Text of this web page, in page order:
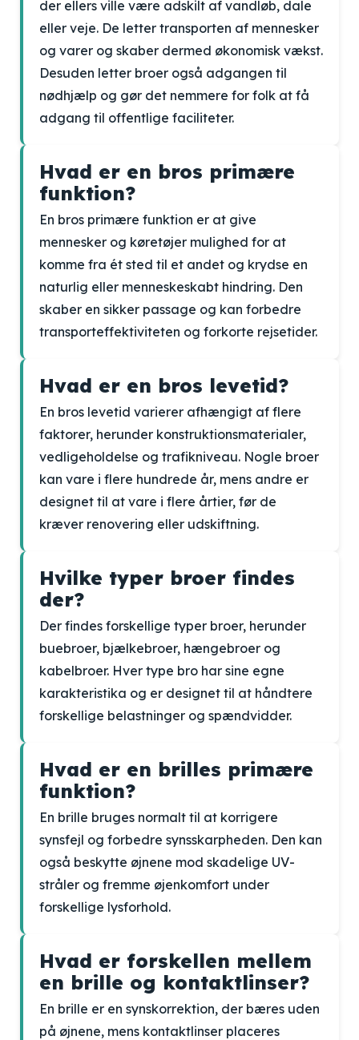
der ellers ville være adskilt af vandløb, dale
eller veje. De letter transporten af mennesker
og varer og skaber dermed økonomisk vækst.
Desuden letter broer også adgangen til
nødhjælp og gør det nemmere for folk at få
adgang til offentlige faciliteter.
Hvad er en bros primære
funktion?
En bros primære funktion er at give
mennesker og køretøjer mulighed for at
komme fra ét sted til et andet og krydse en
naturlig eller menneskeskabt hindring. Den
skaber en sikker passage og kan forbedre
transporteffektiviteten og forkorte rejsetider.
Hvad er en bros levetid?
En bros levetid varierer afhængigt af flere
faktorer, herunder konstruktionsmaterialer,
vedligeholdelse og trafikniveau. Nogle broer
kan vare i flere hundrede år, mens andre er
designet til at vare i flere årtier, før de
kræver renovering eller udskiftning.
Hvilke typer broer findes
der?
Der findes forskellige typer broer, herunder
buebroer, bjælkebroer, hængebroer og
kabelbroer. Hver type bro har sine egne
karakteristika og er designet til at håndtere
forskellige belastninger og spændvidder.
Hvad er en brilles primære
funktion?
En brille bruges normalt til at korrigere
synsfejl og forbedre synsskarpheden. Den kan
også beskytte øjnene mod skadelige UV-
stråler og fremme øjenkomfort under
forskellige lysforhold.
Hvad er forskellen mellem
en brille og kontaktlinser?
En brille er en synskorrektion, der bæres uden
på øjnene, mens kontaktlinser placeres